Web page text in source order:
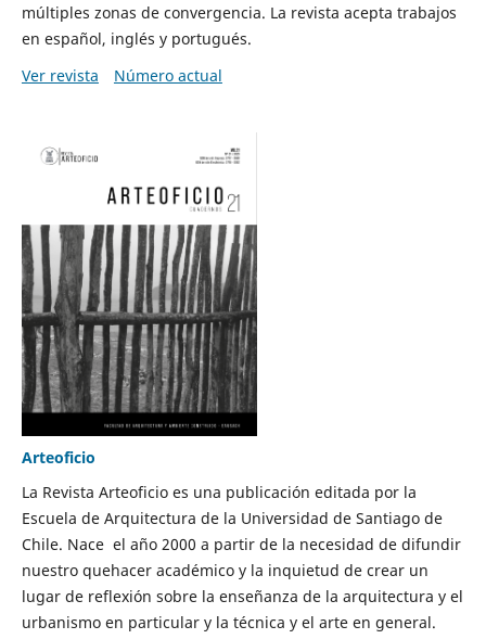
múltiples zonas de convergencia. La revista acepta trabajos
en español, inglés y portugués.
Ver revista
Número actual
Arteoficio
La Revista Arteoficio es una publicación editada por la
Escuela de Arquitectura de la Universidad de Santiago de
Chile. Nace el año 2000 a partir de la necesidad de difundir
nuestro quehacer académico y la inquietud de crear un
lugar de reflexión sobre la enseñanza de la arquitectura y el
urbanismo en particular y la técnica y el arte en general.